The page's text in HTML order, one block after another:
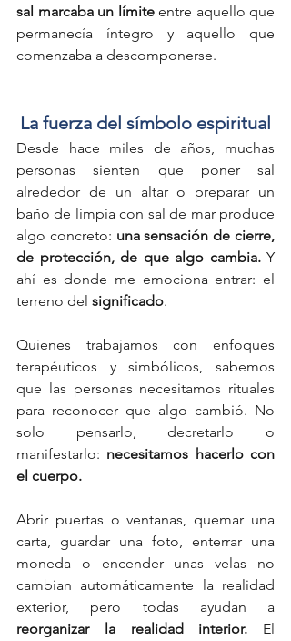
sal marcaba un límite entre aquello que
permanecía íntegro y aquello que
comenzaba a descomponerse.
La fuerza del símbolo espiritual
Desde hace miles de años, muchas
personas sienten que poner sal
alrededor de un altar o preparar un
baño de limpia con sal de mar produce
algo concreto: una sensación de cierre,
de protección, de que algo cambia. Y
ahí es donde me emociona entrar: el
terreno del significado.
Quienes trabajamos con enfoques
terapéuticos y simbólicos, sabemos
que las personas necesitamos rituales
para reconocer que algo cambió. No
solo pensarlo, decretarlo o
manifestarlo: necesitamos hacerlo con
el cuerpo.
Abrir puertas o ventanas, quemar una
carta, guardar una foto, enterrar una
moneda o encender unas velas no
cambian automáticamente la realidad
reorganizar la realidad interior. El